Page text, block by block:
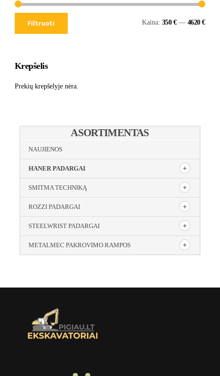
Filtruoti Kaina: 350 €— 4620 €
Krepšelis
Prekių krepšelyje nėra.
ASORTIMENTAS
NAUJIENOS
HANER PADARGAI
SMITMA TECHNIKĄ
ROZZI PADARGAI
STEELWRIST PADARGAI
METALMEC PAKROVIMO RAMPOS